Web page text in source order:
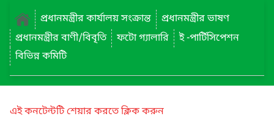
প্রধানমন্ত্রীর কার্যালয় সংক্রান্ত
প্রধানমন্ত্রীর ভাষণ
প্রধানমন্ত্রীর বাণী/বিবৃতি
ফটো গ্যালারি
ই -পার্টিসিপেশন
বিভিন্ন কমিটি
এই কনটেন্টটি শেয়ার করতে ক্লিক করুন